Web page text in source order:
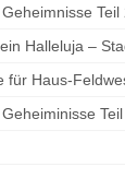
Teil
Halleluja –
für Haus-
Teil